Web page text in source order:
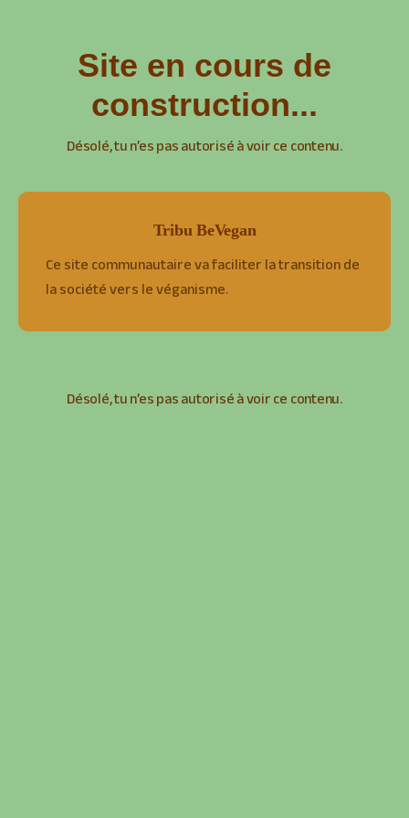
Site en cours de
construction...
Désolé, tu n’es pas autorisé à voir ce contenu.
Tribu BeVegan
Ce site communautaire va faciliter la transition de
la société vers le véganisme.
Désolé, tu n’es pas autorisé à voir ce contenu.